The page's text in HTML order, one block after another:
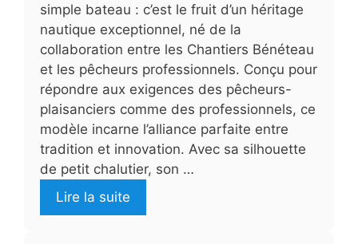
simple bateau : c’est le fruit d’un héritage
nautique exceptionnel, né de la
collaboration entre les Chantiers Bénéteau
et les pêcheurs professionnels. Conçu pour
répondre aux exigences des pêcheurs-
plaisanciers comme des professionnels, ce
modèle incarne l’alliance parfaite entre
tradition et innovation. Avec sa silhouette
de petit chalutier, son …
Lire la suite